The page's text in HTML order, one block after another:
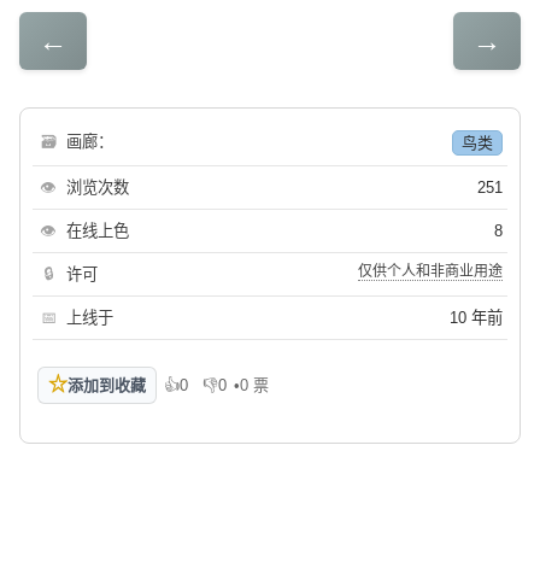
← →
🗃 画廊： 鸟类
👁 浏览次数 251
👁 在线上色 8
🔒 许可 仅供个人和非商业用途
📅 上线于 10 年前
☆添加到收藏 👍0
喜欢 👎0
不喜欢
•0 票